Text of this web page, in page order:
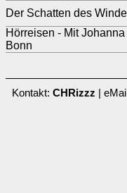
Der Schatten des
Hörreisen - Mit
Bonn
Kontakt: CHRizzz |